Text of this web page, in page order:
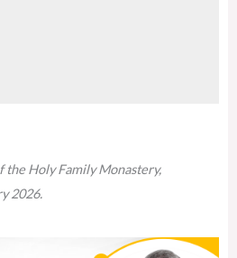
the Holy Family Monastery,
2026.